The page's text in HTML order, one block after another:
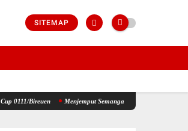
SITEMAP
Menjemput Semangat Kemerdekaan, Kapolsek Idi